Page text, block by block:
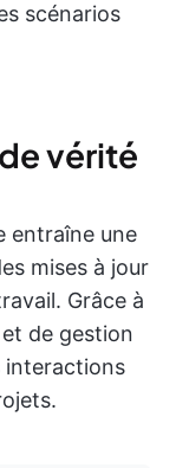
scénarios
vérité
entraîne une
mises à jour
Grâce à
de gestion
interactions